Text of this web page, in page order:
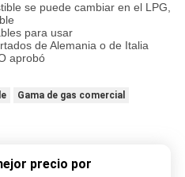
se puede cambiar en el LPG,
para usar
de Alemania o de Italia
aprobó
Gama de gas comercial
precio por